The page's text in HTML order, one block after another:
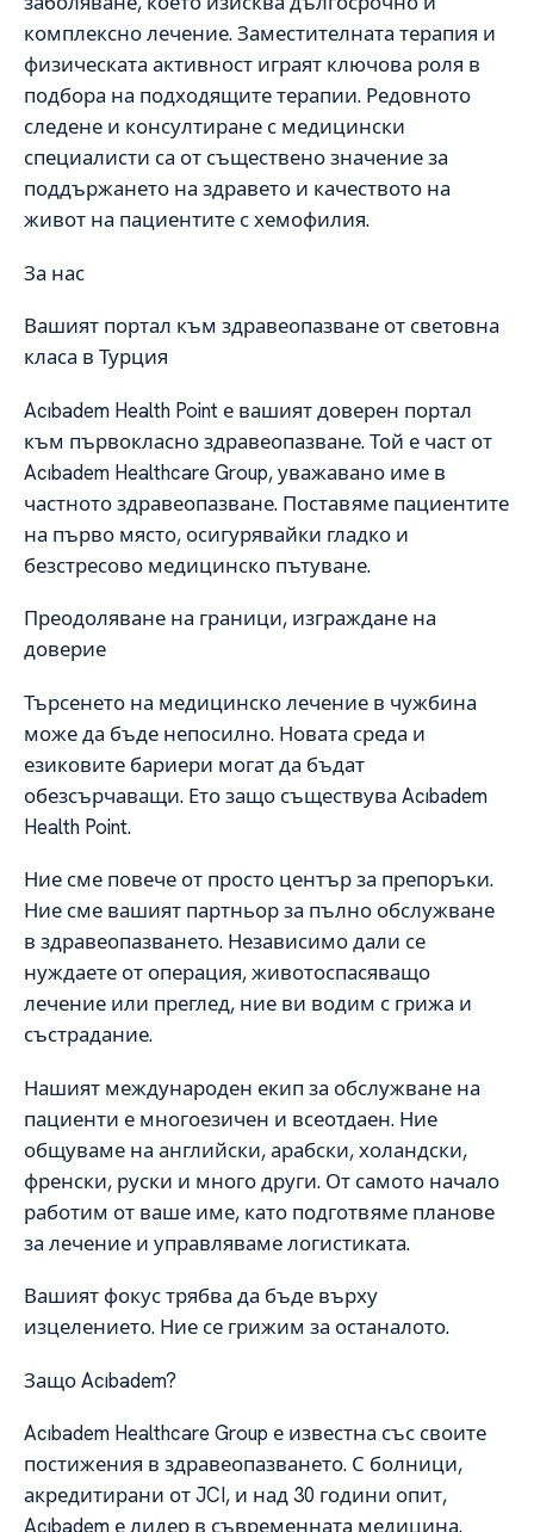
комплексно лечение. Заместителната терапия и
физическата активност играят ключова роля в
подбора на подходящите терапии. Редовното
следене и консултиране с медицински
специалисти са от съществено значение за
поддържането на здравето и качеството на
живот на пациентите с хемофилия.
За нас
Вашият портал към здравеопазване от световна
класа в Турция
Acıbadem Health Point е вашият доверен портал
към първокласно здравеопазване. Той е част от
Acıbadem Healthcare Group, уважавано име в
частното здравеопазване. Поставяме пациентите
на първо място, осигурявайки гладко и
безстресово медицинско пътуване.
Преодоляване на граници, изграждане на
доверие
Търсенето на медицинско лечение в чужбина
може да бъде непосилно. Новата среда и
езиковите бариери могат да бъдат
обезсърчаващи. Ето защо съществува Acıbadem
Health Point.
Ние сме повече от просто център за препоръки.
Ние сме вашият партньор за пълно обслужване
в здравеопазването. Независимо дали се
нуждаете от операция, животоспасяващо
лечение или преглед, ние ви водим с грижа и
състрадание.
Нашият международен екип за обслужване на
пациенти е многоезичен и всеотдаен. Ние
общуваме на английски, арабски, холандски,
френски, руски и много други. От самото начало
работим от ваше име, като подготвяме планове
за лечение и управляваме логистиката.
Вашият фокус трябва да бъде върху
изцелението. Ние се грижим за останалото.
Защо Acıbadem?
Acıbadem Healthcare Group е известна със своите
постижения в здравеопазването. С болници,
акредитирани от JCI, и над 30 години опит,
Acıbadem е лидер в съвременната медицина.